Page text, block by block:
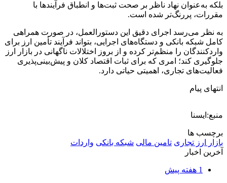
بلکه به‌عنوان نهاد ناظر بر صحت ثبت‌ها و انطباق فرآیندها با
مقررات، پررنگ‌تر شده است.
به نظر می‌رسد اجرای دقیق این دستورالعمل، در صورت همراهی
کامل شبکه بانکی و دستگاه‌های اجرایی، بتواند فرآیند تأمین ارز برای
واردکنندگان را منظم‌تر کرده و از بروز اختلالات ناگهانی در بازار ارز
جلوگیری کند؛ امری که برای ثبات اقتصاد کلان و پیش‌بینی‌پذیری
فعالیت‌های تجاری، اهمیتی حیاتی دارد.
انتهای پیام
منبع:ایسنا
برچسب ها
بازار ارز تجاری تامین مالی شبکه بانکی واردات
آخرین اخبار
1 هفته پیش